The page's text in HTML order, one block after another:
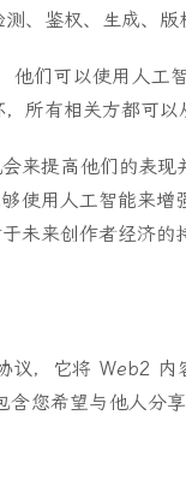
、鉴权、生成、版
们可以使用人工
所有相关方都可以
来提高他们的表现
使用人工智能来增
未来创作者经济的
议，它将 Web2
您希望与他人分